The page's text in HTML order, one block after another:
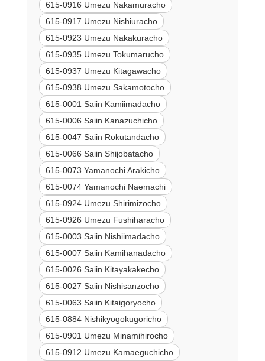
615-0916 Umezu Nakamuracho
615-0917 Umezu Nishiuracho
615-0923 Umezu Nakakuracho
615-0935 Umezu Tokumarucho
615-0937 Umezu Kitagawacho
615-0938 Umezu Sakamotocho
615-0001 Saiin Kamiimadacho
615-0006 Saiin Kanazuchicho
615-0047 Saiin Rokutandacho
615-0066 Saiin Shijobatacho
615-0073 Yamanochi Arakicho
615-0074 Yamanochi Naemachi
615-0924 Umezu Shirimizocho
615-0926 Umezu Fushiharacho
615-0003 Saiin Nishiimadacho
615-0007 Saiin Kamihanadacho
615-0026 Saiin Kitayakakecho
615-0027 Saiin Nishisanzocho
615-0063 Saiin Kitaigoryocho
615-0884 Nishikyogokugoricho
615-0901 Umezu Minamihirocho
615-0912 Umezu Kamaeguchicho